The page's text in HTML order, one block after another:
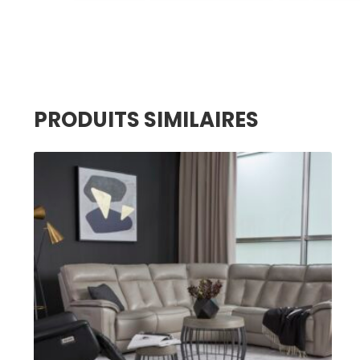
PRODUITS SIMILAIRES